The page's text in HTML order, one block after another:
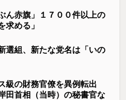
ん赤旗」１７００件以上の
める」
選組、新たな党名は「いの
級の財務官僚を異例転出
田首相（当時）の秘書官な